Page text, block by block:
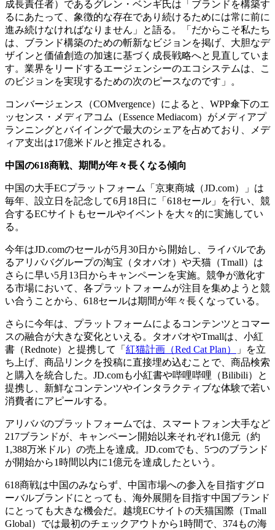
成長責任者）であるグレン・ベンギ氏は「ブランドを構築す
るにあたって、象徴的な存在であり続けるためには常に前に
進み続けなければなりません」と語る。「だからこそ私たち
は、ブランド構築のための斬新なビジョンを掲げ、大胆なデ
ザインと価値創造の加速に基づく成長戦略へと見直していま
す。業界をリードするエージェンシーのエコシステムは、こ
のビジョンを実現するための次のピースなのです」。
コンバージェンス（COMvergence）によると、WPP傘下のエ
ッセンス・メディアコム（Essence Mediacom）がメディアプ
ランニングとバイイングで最大のシェアを占めており、メデ
ィア支出は17億米ドルと推定される。
中国の618商戦、期間が年々長くなる傾向
中国の大手ECプラットフォーム「京東商城（JD.com）」は
毎年、設立日を記念して6月18日に「618セール」を行い、競
合するECサイトもセールやイベントを大々的に実施してい
る。
今年はJD.comのセールが5月30日から開始し、ライバルであ
るアリババグループの淘宝（タオバオ）や天猫（Tmall）は
さらに早い5月13日からキャンペーンを実施。競争が激化す
る市場において、各プラットフォームが注目を集めようと競
い合うことから、618セールは期間が年々長くなっている。
さらに今年は、プラットフォームによるコンテンツとコマー
スの融合が大きな変化といえる。タオバオやTmallは、小紅
書（Rednote）と提携して「 紅猫計画（Red Cat Plan）
」を立
ち上げ、商品リンクを投稿に直接埋め込むことで、商品検索
と購入を統合した。JD.comも小紅書や哔哩哔哩（Bilibili）と
提携し、新鮮なコンテンツやインタラクティブな体験で若い
消費者にアピールする。
アリババのプラットフォームでは、スマートフォン大手など
217ブランドが、キャンペーン開始以来それぞれ1億元（約
1,388万米ドル）の売上を達成。JD.comでも、5つのブランド
が開始から1時間以内に1億元を達成したという。
618商戦は中国のみならず、中国市場への参入を目指すグロ
ーバルブランドにとっても、海外展開を目指す中国ブランド
にとっても大きな機会だ。越境ECサイトの天猫国際（Tmall
Global）では最初のチェックアウトから1時間で、374もの海